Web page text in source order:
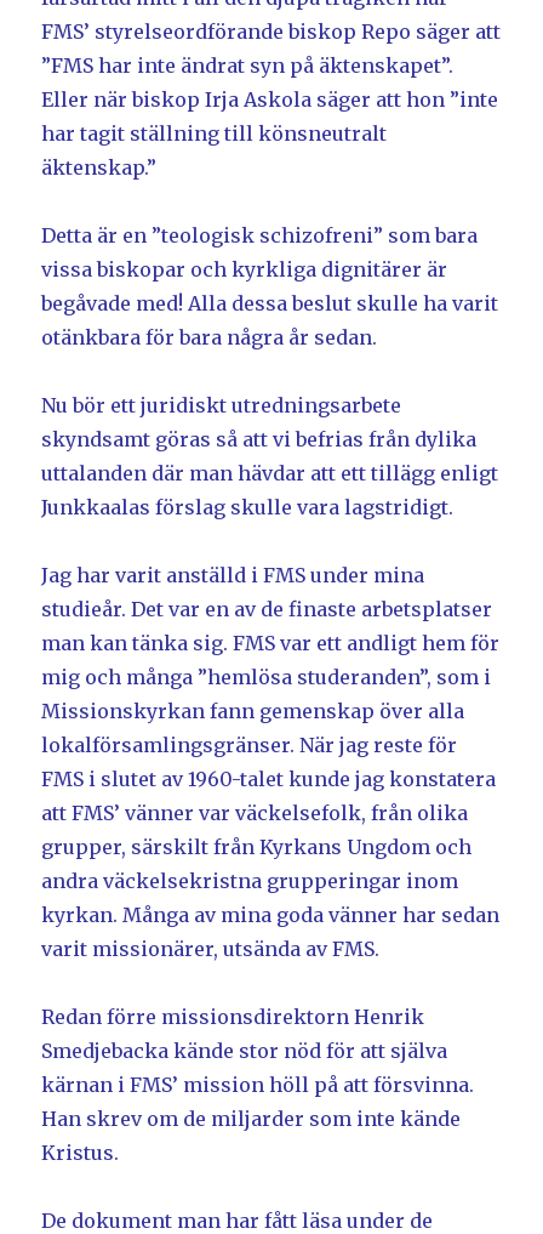
FMS’ styrelseordförande biskop Repo säger att
”FMS har inte ändrat syn på äktenskapet”.
Eller när biskop Irja Askola säger att hon ”inte
har tagit ställning till könsneutralt
äktenskap.”
Detta är en ”teologisk schizofreni” som bara
vissa biskopar och kyrkliga dignitärer är
begåvade med! Alla dessa beslut skulle ha varit
otänkbara för bara några år sedan.
Nu bör ett juridiskt utredningsarbete
skyndsamt göras så att vi befrias från dylika
uttalanden där man hävdar att ett tillägg enligt
Junkkaalas förslag skulle vara lagstridigt.
Jag har varit anställd i FMS under mina
studieår. Det var en av de finaste arbetsplatser
man kan tänka sig. FMS var ett andligt hem för
mig och många ”hemlösa studeranden”, som i
Missionskyrkan fann gemenskap över alla
lokalförsamlingsgränser. När jag reste för
FMS i slutet av 1960-talet kunde jag konstatera
att FMS’ vänner var väckelsefolk, från olika
grupper, särskilt från Kyrkans Ungdom och
andra väckelsekristna grupperingar inom
kyrkan. Många av mina goda vänner har sedan
varit missionärer, utsända av FMS.
Redan förre missionsdirektorn Henrik
Smedjebacka kände stor nöd för att själva
kärnan i FMS’ mission höll på att försvinna.
Han skrev om de miljarder som inte kände
Kristus.
De dokument man har fått läsa under de